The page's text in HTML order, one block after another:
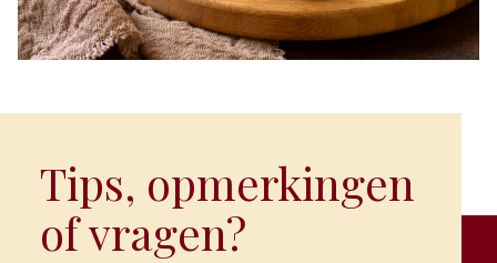
Tips, opmerkingen
of vragen?